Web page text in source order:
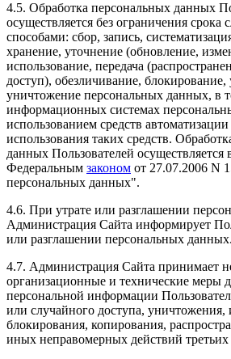
4.5. Обработка персональных данных
осуществляется без ограничения
способами: сбор, запись,
хранение, уточнение (обновление,
использование, передача
доступ), обезличивание, блокирование,
уничтожение персональных данных, в
информационных системах
использованием средств
использования таких средств.
данных Пользователей осуществляется
Федеральным законом от 27.07.2006 N
персональных данных".
4.6. При утрате или разглашении
Администрация Сайта информирует
или разглашении персональных данных.
4.7. Администрация Сайта принимает
организационные и технические меры
персональной информации
или случайного доступа, уничтожения,
блокирования, копирования,
иных неправомерных действий